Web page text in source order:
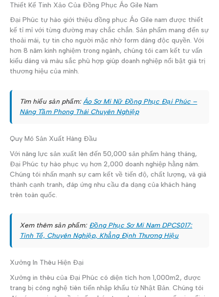
Thiết Kế Tinh Xảo Của Đồng Phục Áo Gile Nam
Đại Phúc tự hào giới thiệu đồng phục Áo Gile nam được thiết
kế tỉ mỉ với từng đường may chắc chắn. Sản phẩm mang đến sự
thoải mái, tự tin cho người mặc nhờ form dáng độc quyền. Với
hơn 8 năm kinh nghiệm trong ngành, chúng tôi cam kết tư vấn
kiểu dáng và màu sắc phù hợp giúp doanh nghiệp nổi bật giá trị
thương hiệu của mình.
Tìm hiểu sản phẩm:Áo Sơ Mi Nữ Đồng Phục Đại Phúc –
Nâng Tầm Phong Thái Chuyên Nghiệp
Quy Mô Sản Xuất Hàng Đầu
Với năng lực sản xuất lên đến 50,000 sản phẩm hàng tháng,
Đại Phúc tự hào phục vụ hơn 2,000 doanh nghiệp hằng năm.
Chúng tôi nhấn mạnh sự cam kết về tiến độ, chất lượng, và giá
thành cạnh tranh, đáp ứng nhu cầu đa dạng của khách hàng
trên toàn quốc.
Xem thêm sản phẩm: Đồng Phục Sơ Mi Nam DPCS017:
Tinh Tế, Chuyên Nghiệp, Khẳng Định Thương Hiệu
Xưởng In Thêu Hiện Đại
Xưởng in thêu của Đại Phúc có diện tích hơn 1,000m2, được
trang bị công nghệ tiên tiến nhập khẩu từ Nhật Bản. Chúng tôi